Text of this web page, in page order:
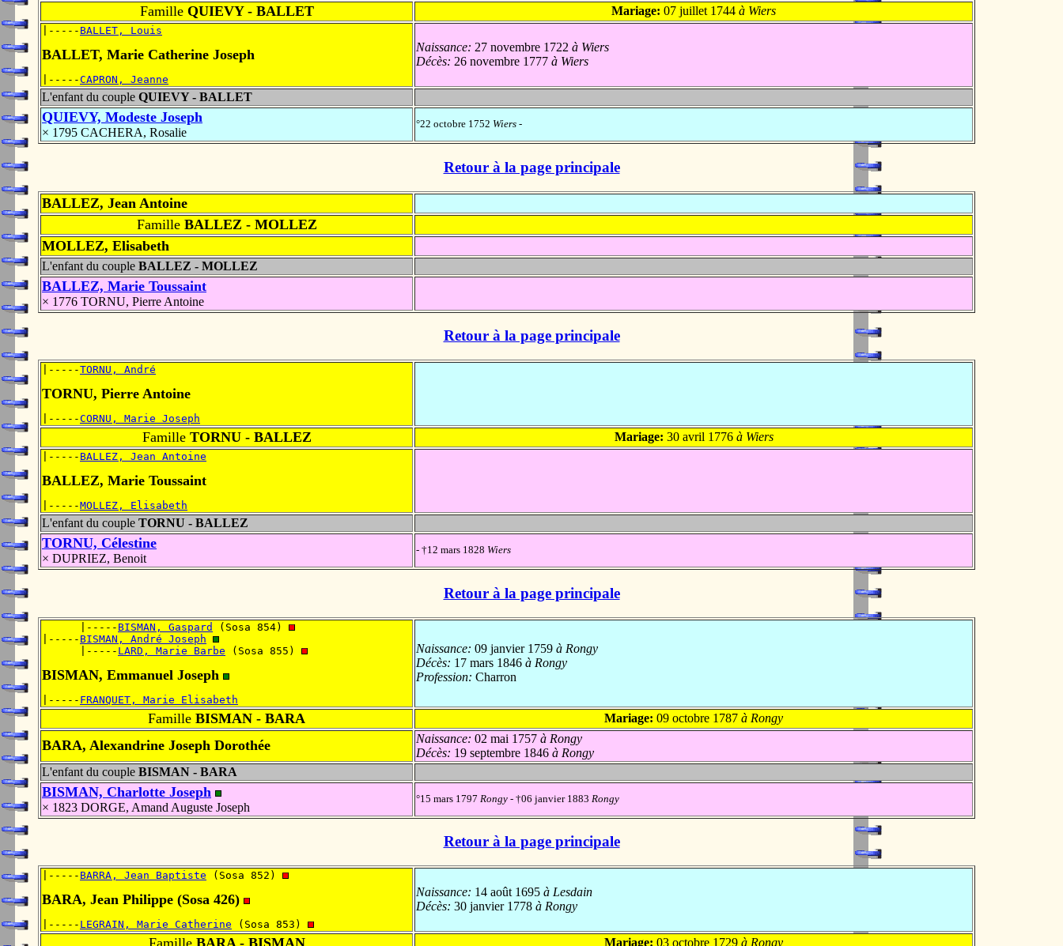
FamilleQUIEVY - BALLET Mariage: 07 juillet 1744 à Wiers
|----- BALLET, Louis
BALLET, Marie Catherine Joseph
|-----CAPRON, Jeanne
Naissance: 27 novembre 1722 à Wiers
Décès: 26 novembre 1777 à Wiers
L'enfant du couple QUIEVY - BALLET
QUIEVY, Modeste Joseph
× 1795 CACHERA, Rosalie
°22 octobre 1752 Wiers -
Retour à la page principale
BALLEZ, Jean Antoine
FamilleBALLEZ - MOLLEZ
MOLLEZ, Elisabeth
L'enfant du couple BALLEZ - MOLLEZ
BALLEZ, Marie Toussaint
× 1776 TORNU, Pierre Antoine
Retour à la page principale
|-----TORNU, André
TORNU, Pierre Antoine
|-----CORNU, Marie Joseph
FamilleTORNU - BALLEZ Mariage: 30 avril 1776à Wiers
|----- BALLEZ, Jean Antoine
BALLEZ, Marie Toussaint
|-----MOLLEZ, Elisabeth
L'enfant du couple TORNU - BALLEZ
TORNU, Célestine
× DUPRIEZ, Benoit
- †12 mars 1828 Wiers
Retour à la page principale
      |-----
BISMAN, Gaspard
(Sosa 854)
|----- BISMAN, André Joseph
      |-----
LARD, Marie Barbe (Sosa 855)
BISMAN, Emmanuel Joseph
|----- FRANQUET, Marie Elisabeth
Naissance: 09 janvier 1759 à Rongy
Décès: 17 mars 1846 à Rongy
Profession: Charron
Famille BISMAN - BARA Mariage: 09 octobre 1787 à Rongy
BARA, Alexandrine Joseph Dorothée Naissance: 02 mai 1757 à Rongy
Décès: 19 septembre 1846 à Rongy
L'enfant du couple BISMAN - BARA
BISMAN, Charlotte Joseph
× 1823 DORGE, Amand Auguste Joseph
°15 mars 1797 Rongy - †06 janvier 1883 Rongy
Retour à la page principale
|----- BARRA, Jean Baptiste (Sosa 852)
BARA, Jean Philippe (Sosa 426)
|----- LEGRAIN, Marie Catherine (Sosa 853)
Naissance: 14 août 1695 à Lesdain
Décès: 30 janvier 1778 à Rongy
Mariage: 03 octobre 1729 à Rongy